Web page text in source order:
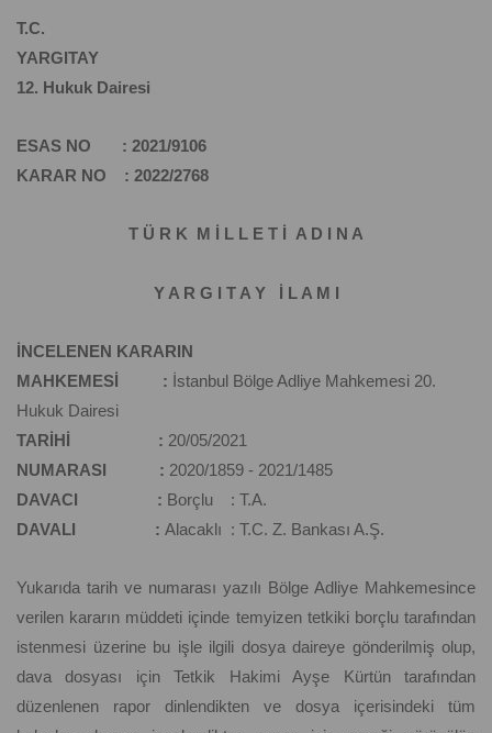
T.C.
YARGITAY
12. Hukuk Dairesi
ESAS NO : 2021/9106
KARAR NO : 2022/2768
T Ü R K M İ L L E T İ A D I N A
Y A R G I T A Y İ L A M I
İNCELENEN KARARIN
MAHKEMESİ : İstanbul Bölge Adliye Mahkemesi 20.
Hukuk Dairesi
TARİHİ : 20/05/2021
NUMARASI : 2020/1859 - 2021/1485
DAVACI : Borçlu : T.A.
DAVALI : Alacaklı : T.C. Z. Bankası A.Ş.
Yukarıda tarih ve numarası yazılı Bölge Adliye Mahkemesince
verilen kararın müddeti içinde temyizen tetkiki borçlu tarafından
istenmesi üzerine bu işle ilgili dosya daireye gönderilmiş olup,
dava dosyası için Tetkik Hakimi Ayşe Kürtün tarafından
düzenlenen rapor dinlendikten ve dosya içerisindeki tüm